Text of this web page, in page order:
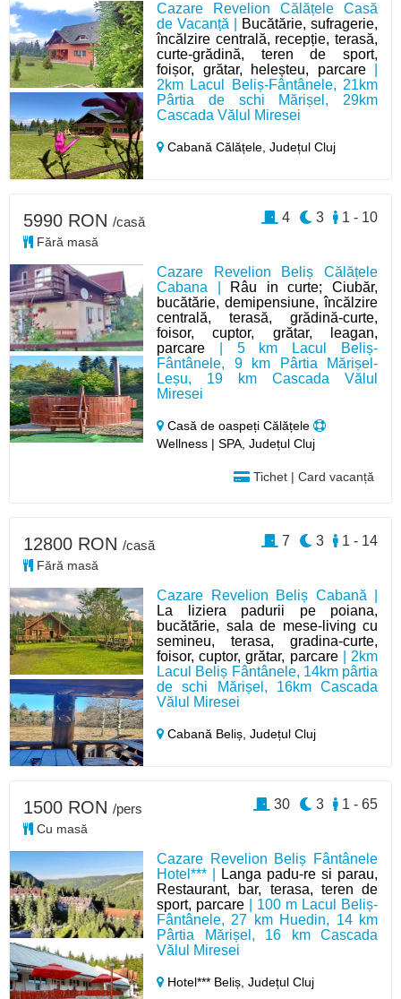
Cazare Revelion Călățele Casă
de Vacanță |
Bucătărie, sufragerie,
încălzire centrală, recepție, terasă,
curte-grădină, teren de sport,
foișor, grătar, heleșteu, parcare|
2km Lacul Beliș-Fântânele, 21km
Pârtia de schi Mărișel, 29km
Cascada Vălul Miresei
Cabană Călățele,Județul Cluj
Cazare Revelion Beliș Călățele
Cabana |
Râu in curte; Ciubăr,
bucătărie, demipensiune, încălzire
centrală, terasă, grădină-curte,
foisor, cuptor, grătar, leagan,
parcare | 5 km Lacul Beliș-
Fântânele, 9 km Pârtia Mărișel-
Leșu, 19 km Cascada Vălul
Miresei
Casă de oaspeți Călățele
Wellness | SPA, Județul Cluj
Tichet | Card vacanță
5990 RON /casă
Fără masă
1 - 10
3
4
Cazare Revelion Beliș Cabană |
La liziera padurii pe poiana,
bucătărie, sala de mese-living cu
semineu, terasa, gradina-curte,
foisor, cuptor, grătar, parcare| 2km
Lacul Beliș Fântânele, 14km pârtia
de schi Mărișel, 16km Cascada
Vălul Miresei
Cabană Beliș,Județul Cluj
12800 RON /casă
Fără masă
1 - 14
3
7
Cazare Revelion Beliș Fântânele
Hotel*** |
Langa padu-re si parau,
Restaurant, bar, terasa, teren de
sport, parcare | 100 m Lacul Beliș-
Fântânele, 27 km Huedin, 14 km
Pârtia Mărișel, 16 km Cascada
Vălul Miresei
Hotel*** Beliș,Județul Cluj
1500 RON /pers
Cu masă
1 - 65
3
30